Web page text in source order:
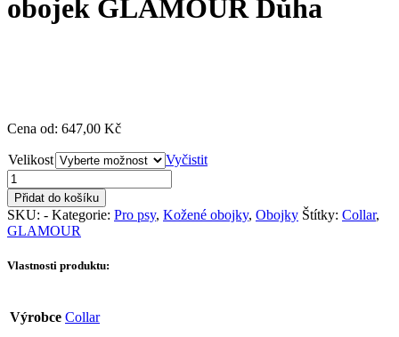
obojek GLAMOUR Důha
Cena od: 647,00 Kč
Velikost
Vyčistit
WAU
DOG
Plochý
kožený
obojek
Důha
Přidat do košíku
SKU: - Kategorie: Pro psy, Kožené obojky, Obojky Štítky: Collar,
GLAMOUR
Vlastnosti produktu:
Výrobce Collar